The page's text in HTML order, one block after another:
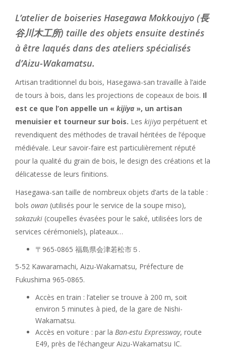
L’atelier de boiseries Hasegawa Mokkoujyo (長
谷川木工所) taille des objets ensuite destinés
à être laqués dans des ateliers spécialisés
d’Aizu-Wakamatsu.
Artisan traditionnel du bois, Hasegawa-san travaille à l’aide
de tours à bois, dans les projections de copeaux de bois. Il
est ce que l’on appelle un « kijiya », un artisan
menuisier et tourneur sur bois. Les kijiya perpétuent et
revendiquent des méthodes de travail héritées de l’époque
médiévale. Leur savoir-faire est particulièrement réputé
pour la qualité du grain de bois, le design des créations et la
délicatesse de leurs finitions.
Hasegawa-san taille de nombreux objets d’arts de la table :
bols owan (utilisés pour le service de la soupe miso),
sakazuki (coupelles évasées pour le saké, utilisées lors de
services cérémoniels), plateaux…
〒965-0865 福島県会津若松市５.
5-52 Kawaramachi, Aizu-Wakamatsu, Préfecture de
Fukushima 965-0865.
Accès en train : l’atelier se trouve à 200 m, soit
environ 5 minutes à pied, de la gare de Nishi-
Wakamatsu.
Accès en voiture : par la Ban-estu Expressway, route
E49, près de l’échangeur Aizu-Wakamatsu IC.